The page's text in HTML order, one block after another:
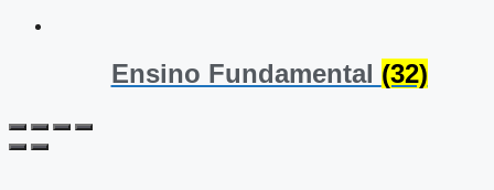
Ensino Fundamental (32)